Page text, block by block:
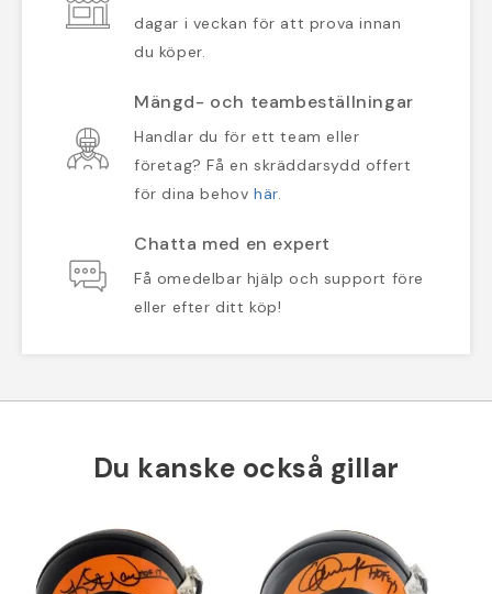
dagar i veckan för att prova innan
du köper.
Mängd- och teambeställningar
Handlar du för ett team eller
företag? Få en skräddarsydd offert
för dina behov här.
Chatta med en expert
Få omedelbar hjälp och support före
eller efter ditt köp!
Du kanske också gillar